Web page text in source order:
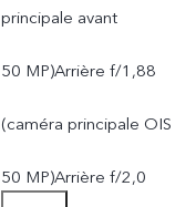
OIS ; f/1,88 ; champ de
vision 84 °; objectif 6P
Objectif grand-angle
50 MP : Fonction AF ;
principale avant
50 MP)Arrière f/1,88
(caméra principale OIS
50 MP)Arrière f/2,0